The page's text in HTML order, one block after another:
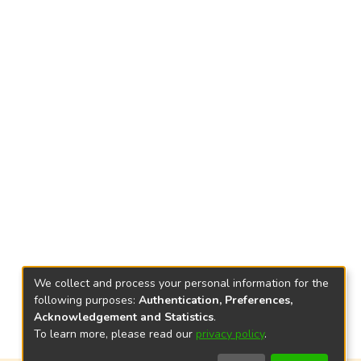
We collect and process your personal information for the
following purposes: Authentication, Preferences,
Acknowledgement and Statistics.
To learn more, please read our privacy policy.